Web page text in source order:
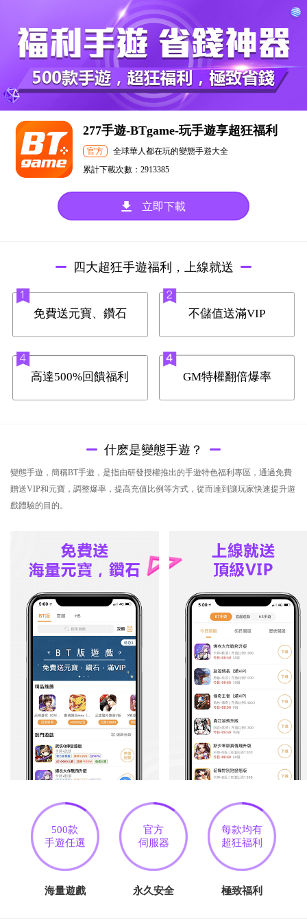
277手遊-BTgame-玩手遊享超狂福利
官方
全球華人都在玩的變態手遊大全
累計下載次數：2913385
立即下載
四大超狂手遊福利，上線就送
免費送元寶、鑽石 不儲值送滿VIP
高達500%回饋福利 GM特權翻倍爆率
什麽是變態手遊？
變態手遊，簡稱BT手遊，是指由研發授權推出的手遊特色福利專區，通過免費
贈送VIP和元寶，調整爆率，提高充值比例等方式，從而達到讓玩家快速提升遊
戲體驗的目的。
500款
手遊任選
海量遊戲
官方
伺服器
永久安全
每款均有
超狂福利
極致福利